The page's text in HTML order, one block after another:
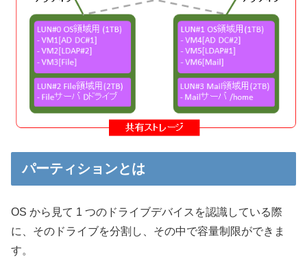
パーティションとは
OS から見て 1 つのドライブデバイスを認識している際
に、そのドライブを分割し、その中で容量制限ができま
す。